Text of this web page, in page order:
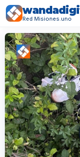
Red Misiones.uno